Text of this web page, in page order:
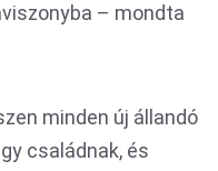
– mondta
minden új állandó
családnak, és